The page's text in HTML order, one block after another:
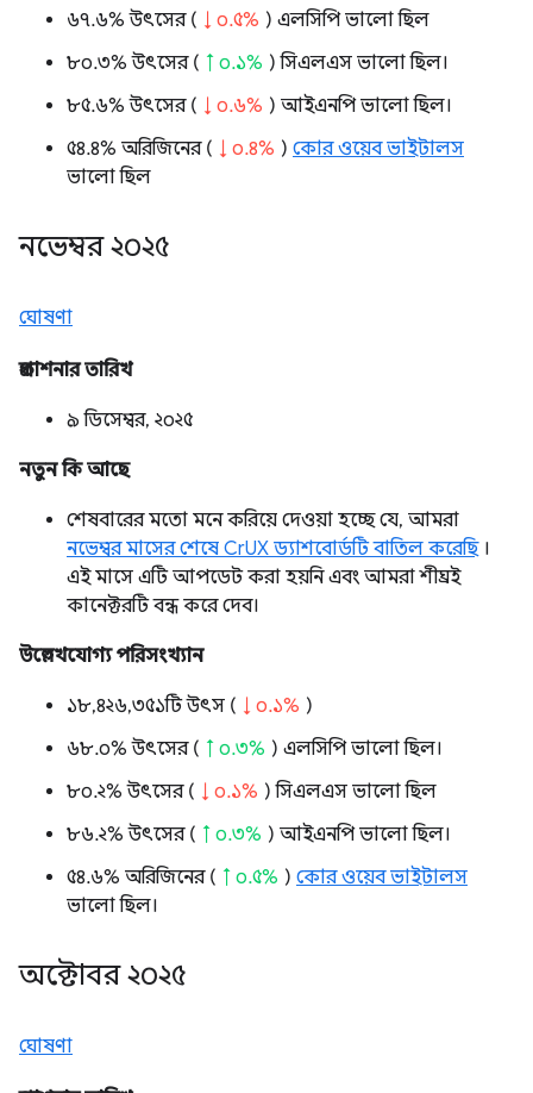
৬৭.৬% উৎসের ( ↓ ০.৫% ) এলসিপি ভালো ছিল
৮০.৩% উৎসের ( ↑ ০.১% ) সিএলএস ভালো ছিল।
৮৫.৬% উৎসের ( ↓ ০.৬% ) আইএনপি ভালো ছিল।
৫৪.৪% অরিজিনের ( ↓ ০.৪% ) কোর ওয়েব ভাইটালস
ভালো ছিল
নভেম্বর ২০২৫
ঘোষণা
প্রকাশনার তারিখ
৯ ডিসেম্বর, ২০২৫
নতুন কি আছে
শেষবারের মতো মনে করিয়ে দেওয়া হচ্ছে যে, আমরা
নভেম্বর মাসের শেষে CrUX ড্যাশবোর্ডটি বাতিল করেছি।
এই মাসে এটি আপডেট করা হয়নি এবং আমরা শীঘ্রই
কানেক্টরটি বন্ধ করে দেব।
উল্লেখযোগ্য পরিসংখ্যান
১৮,৪২৬,৩৫১টি উৎস ( ↓ ০.১% )
৬৮.০% উৎসের ( ↑ ০.৩% ) এলসিপি ভালো ছিল।
৮০.২% উৎসের ( ↓ ০.১% ) সিএলএস ভালো ছিল
৮৬.২% উৎসের ( ↑ ০.৩% ) আইএনপি ভালো ছিল।
৫৪.৬% অরিজিনের ( ↑ ০.৫% ) কোর ওয়েব ভাইটালস
ভালো ছিল।
অক্টোবর ২০২৫
ঘোষণা